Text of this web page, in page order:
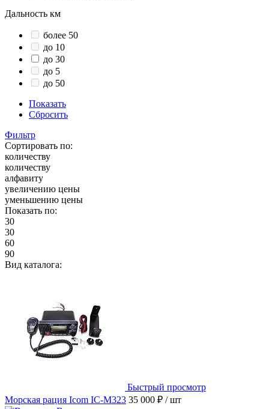
Дальность км
более 50
до 10
до 30
до 5
до 50
Показать
Сбросить
Фильтр
Сортировать по:
количеству
количеству
алфавиту
увеличению цены
уменьшению цены
Показать по:
30
30
60
90
Вид каталога:
Быстрый просмотр
Морская рация Icom IC-M323 35 000 ₽ / шт